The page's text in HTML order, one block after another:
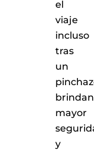
el
viaje
incluso
tras
un
mayor
y